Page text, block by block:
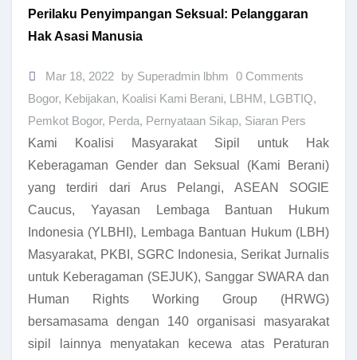
Perilaku Penyimpangan Seksual: Pelanggaran
Hak Asasi Manusia
Mar 18, 2022 by Superadmin lbhm 0 Comments
Bogor, Kebijakan, Koalisi Kami Berani, LBHM, LGBTIQ,
Pemkot Bogor, Perda, Pernyataan Sikap, Siaran Pers
Kami Koalisi Masyarakat Sipil untuk Hak
Keberagaman Gender dan Seksual (Kami Berani)
yang terdiri dari Arus Pelangi, ASEAN SOGIE
Caucus, Yayasan Lembaga Bantuan Hukum
Indonesia (YLBHI), Lembaga Bantuan Hukum (LBH)
Masyarakat, PKBI, SGRC Indonesia, Serikat Jurnalis
untuk Keberagaman (SEJUK), Sanggar SWARA dan
Human Rights Working Group (HRWG)
bersamasama dengan 140 organisasi masyarakat
sipil lainnya menyatakan kecewa atas Peraturan